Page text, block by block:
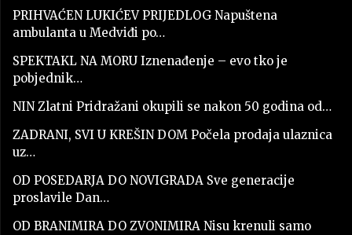
PRIHVAĆEN LUKIĆEV PRIJEDLOG Napuštena
ambulanta u Medviđi po…
SPEKTAKL NA MORU Iznenađenje – evo tko je
pobjednik…
NIN Zlatni Pridražani okupili se nakon 50 godina od…
ZADRANI, SVI U KREŠIN DOM Počela prodaja ulaznica
uz…
OD POSEDARJA DO NOVIGRADA Sve generacije
proslavile Dan…
OD BRANIMIRA DO ZVONIMIRA Nisu krenuli samo